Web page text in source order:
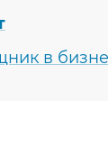
в